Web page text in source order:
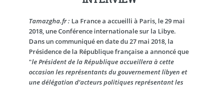
Tamazgha.fr : La France a accueilli à Paris, le 29 mai
2018, une Conférence internationale sur la Libye.
Dans un communiqué en date du 27 mai 2018, la
Présidence de la République française a annoncé que
"le Président de la République accueillera à cette
occasion les représentants du gouvernement libyen et
une délégation d’acteurs politiques représentant les